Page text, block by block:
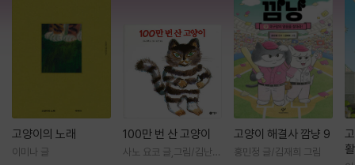
고양이의 노래
이미나 글
100만 번 산 고양이
사노 요코 글,그림/김난주
고양이 해결사 깜냥 9
홍민정 글/김재희 그림